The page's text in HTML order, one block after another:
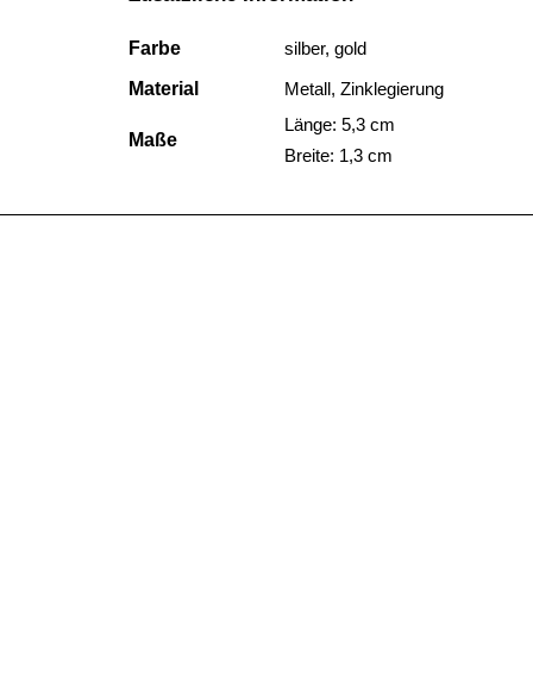
Farbe
silber, gold
Material
Metall, Zinklegierung
Maße
Länge: 5,3 cm
Breite: 1,3 cm